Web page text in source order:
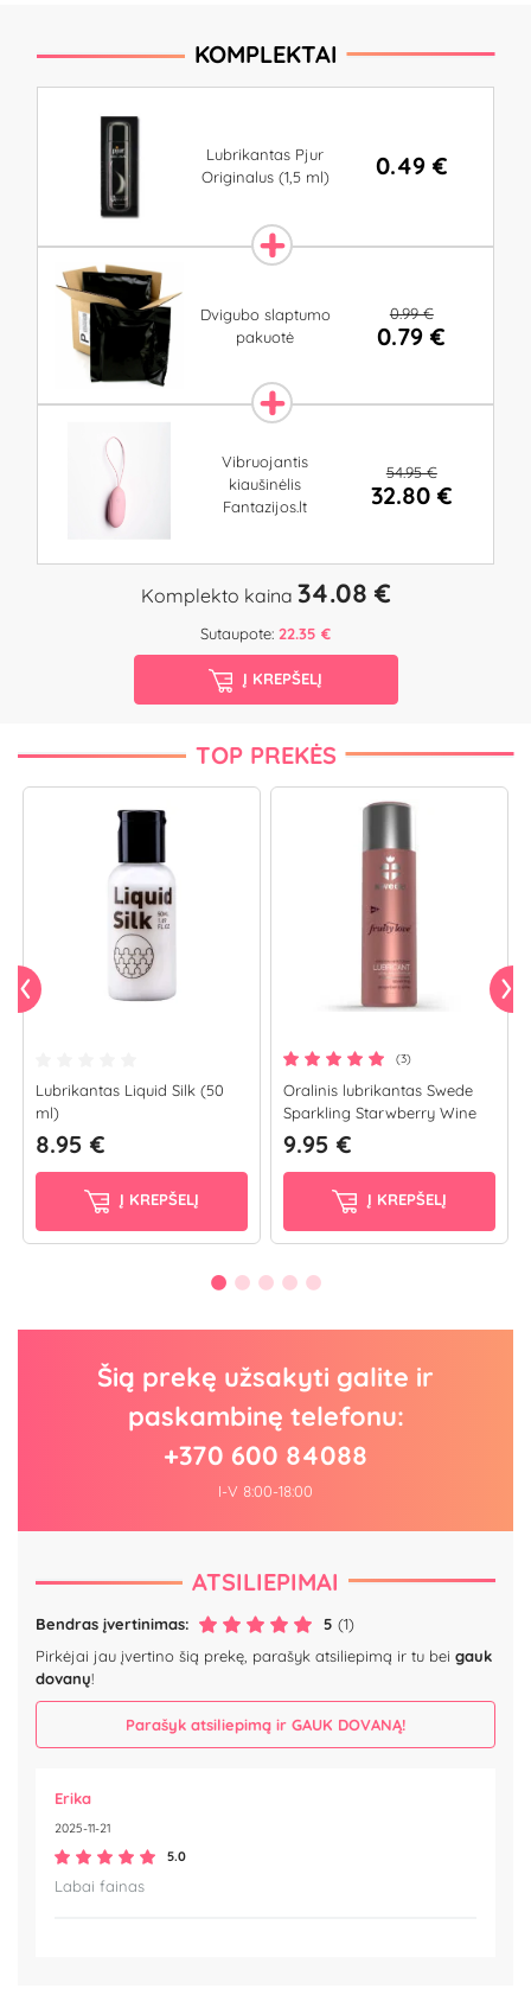
KOMPLEKTAI
Lubrikantas Pjur
Originalus (1,5 ml)
0.49 €
Dvigubo slaptumo
pakuotė
0.99 €
0.79 €
Vibruojantis
kiaušinėlis
Fantazijos.lt
54.95 €
32.80 €
Komplekto kaina 34.08 €
Sutaupote: 22.35 €
Į KREPŠELĮ
TOP PREKĖS
Lubrikantas Liquid Silk (50
ml)
8.95 €
Į KREPŠELĮ
(3)
Oralinis lubrikantas Swede
Sparkling Starwberry Wine
(50 ml)
9.95 €
Į KREPŠELĮ
Šią prekę užsakyti galite ir
paskambinę telefonu:
+370 600 84088
I-V 8:00-18:00
ATSILIEPIMAI
Bendras įvertinimas: 5 (1)
Pirkėjai jau įvertino šią prekę, parašyk atsiliepimą ir tu bei gauk
dovanų!
Parašyk atsiliepimą ir GAUK DOVANĄ!
Erika
2025-11-21
5.0
Labai fainas